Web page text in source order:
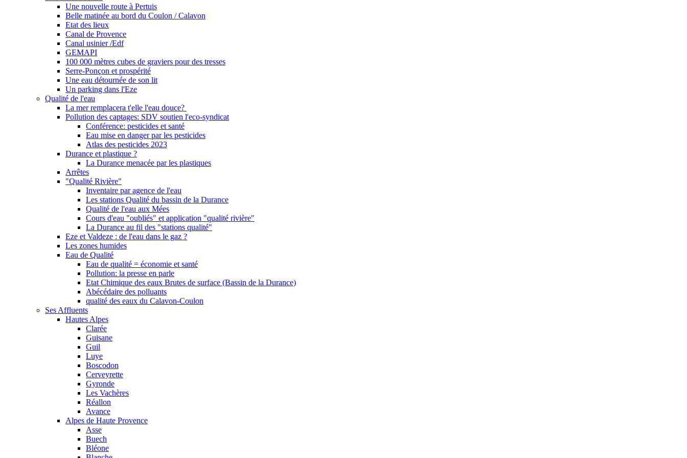
Une nouvelle route à Pertuis
Belle matinée au bord du Coulon / Calavon
Etat des lieux
Canal de Provence
Canal usinier /Edf
GEMAPI
100 000 mètres cubes de graviers pour des tresses
Serre-Ponçon et prospérité
Une eau détournée de son lit
Un parking dans l'Eze
Qualité de l'eau
La mer remplacera t'elle l'eau douce?
Pollution des captages: SDV soutien l'eco-syndicat
Conférence: pesticides et santé
Eau mise en danger par les pesticides
Atlas des pesticides 2023
Durance et plastique ?
La Durance menacée par les plastiques
Arrêtes
"Qualité Rivière"
Inventaire par agence de l'eau
Les stations Qualité du bassin de la Durance
Qualité de l'eau aux Mées
Cours d'eau "oubliés" et application "qualité rivière"
La Durance au fil des "stations qualité"
Eze et Valdeze : de l'eau dans le gaz ?
Les zones humides
Eau de Qualité
Eau de qualité = économie et santé
Pollution: la presse en parle
Etat Chimique des eaux Brutes de surface (Bassin de la Durance)
Abécédaire des polluants
qualité des eaux du Calavon-Coulon
Ses Affluents
Hautes Alpes
Clarée
Guisane
Guil
Luye
Boscodon
Cerveyrette
Gyronde
Les Vachères
Réallon
Avance
Alpes de Haute Provence
Asse
Buech
Bléone